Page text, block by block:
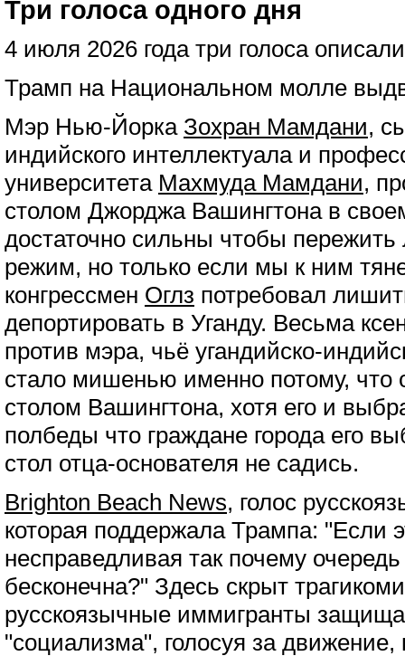
Три голоса одного дня
4 июля 2026 года три голоса
Трамп на Национальном молле
Мэр Нью-Йорка Зохран Мамдани,
индийского интеллектуала и
университета Махмуда Мамдани,
столом Джорджа Вашингтона в
достаточно сильны чтобы
режим, но только если мы к ним
конгрессмен Оглз потребовал
депортировать в Уганду. Весьма
против мэра, чьё угандийско-
стало мишенью именно потому, что
столом Вашингтона, хотя его и
полбеды что граждане города его
стол отца-основателя не садись.
Brighton Beach News, голос
которая поддержала Трампа: "Если
несправедливая так почему
бесконечна?" Здесь скрыт
русскоязычные иммигранты
"социализма", голосуя за движение,